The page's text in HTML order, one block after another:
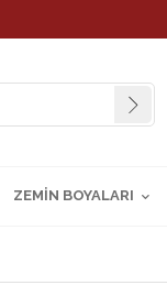
ZEMİN BOYALARI